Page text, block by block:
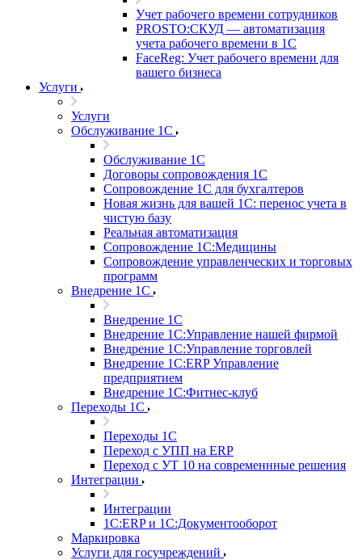
Учет рабочего времени сотрудников
PROSTO:СКУД — автоматизация
учета рабочего времени в 1С
FaceReg: Учет рабочего времени для
вашего бизнеса
Услуги
Услуги
Обслуживание 1С
Обслуживание 1С
Договоры сопровождения 1С
Сопровождение 1С для бухгалтеров
Новая жизнь для вашей 1С: перенос учета в
чистую базу
Реальная автоматизация
Сопровождение 1С:Медицины
Сопровождение управленческих и торговых
программ
Внедрение 1С
Внедрение 1С
Внедрение 1С:Управление нашей фирмой
Внедрение 1С:Управление торговлей
Внедрение 1С:ERP Управление
предприятием
Внедрение 1С:Фитнес-клуб
Переходы 1С
Переходы 1С
Переход с УПП на ERP
Переход с УТ 10 на современнные решения
Интеграции
Интеграции
1С:ERP и 1С:Документооборот
Маркировка
Услуги для госучреждений